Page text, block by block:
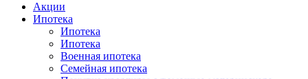
Акции
Ипотека
Ипотека
Ипотека
Военная ипотека
Семейная ипотека